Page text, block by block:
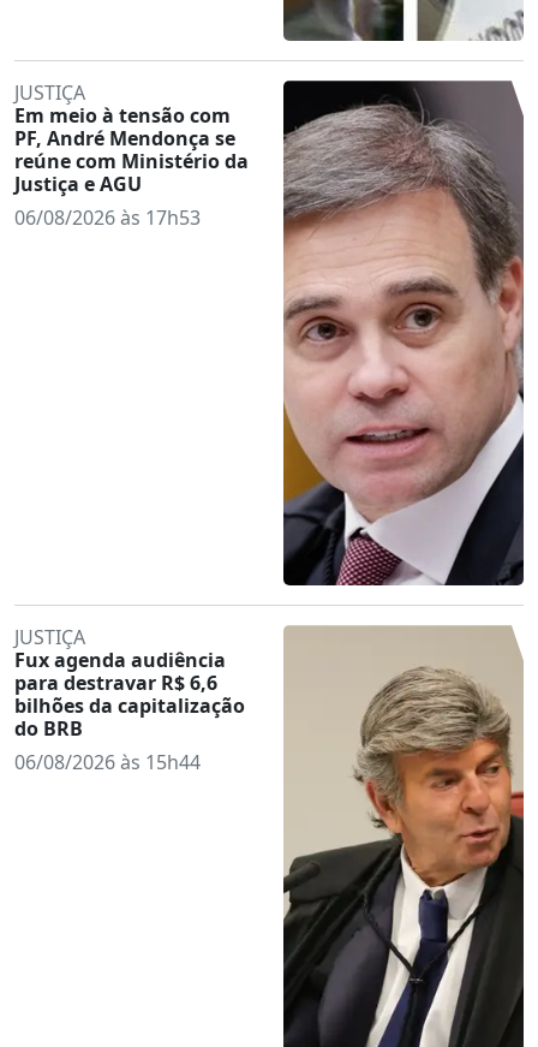
JUSTIÇA
Em meio à tensão com
PF, André Mendonça se
reúne com Ministério da
Justiça e AGU
06/08/2026 às 17h53
JUSTIÇA
Fux agenda audiência
para destravar R$ 6,6
bilhões da capitalização
do BRB
06/08/2026 às 15h44